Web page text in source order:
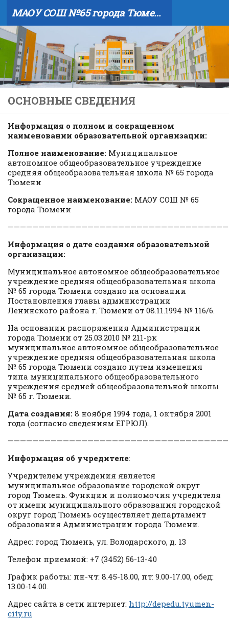
Skip to content МАОУ СОШ №65 города Тюмени
ОСНОВНЫЕ СВЕДЕНИЯ
Информация о полном и сокращенном
наименовании образовательной организации:
Полное наименование: Муниципальное
автономное общеобразовательное учреждение
средняя общеобразовательная школа № 65 города
Тюмени
Сокращенное наименование: МАОУ СОШ № 65
города Тюмени
Информация о дате создания образовательной
организации:
Муниципальное автономное общеобразовательное
учреждение средняя общеобразовательная школа
№ 65 города Тюмени создано на основании
Постановления главы администрации
Ленинского района г. Тюмени от 08.11.1994 № 116/6.
На основании распоряжения Администрации
города Тюмени от 25.03.2010 № 211-рк
муниципальное автономное общеобразовательное
учреждение средняя общеобразовательная школа
№ 65 города Тюмени создано путем изменения
типа муниципального общеобразовательного
учреждения средней общеобразовательной школы
№ 65 г. Тюмени.
Дата создания: 8 ноября 1994 года, 1 октября 2001
года (согласно сведениям ЕГРЮЛ).
Информация об учредителе:
Учредителем учреждения является
муниципальное образование городской округ
город Тюмень. Функции и полномочия учредителя
от имени муниципального образования городской
округ город Тюмень осуществляет департамент
образования Администрации города Тюмени.
Адрес: город Тюмень, ул. Володарского, д. 13
Телефон приемной: +7 (3452) 56-13-40
График работы: пн-чт: 8.45-18.00, пт: 9.00-17.00, обед:
13.00-14.00.
Адрес сайта в сети интернет: http://depedu.tyumen-
city.ru